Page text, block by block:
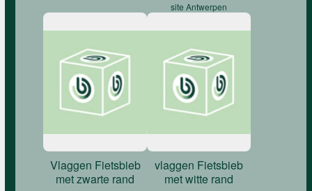
site Antwerpen
Vlaggen Fietsbieb
met zwarte rand
vlaggen Fietsbieb
met witte rand